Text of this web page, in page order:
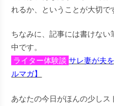
れるか、ということが大切で
ちなみに、記事には書けな
中です。
ライター体験談サレ妻が夫
ルマガ】
あなたの今日がほんの少し